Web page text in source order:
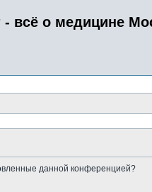
- всё о медицине
данной конференцией?